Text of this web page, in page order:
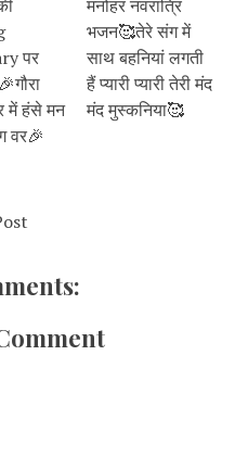
पर
में हंसे मन
वर🎉
मनोहर नवरात्रि
भजन🥰तेरे संग में
साथ बहनियां लगती
हैं प्यारी प्यारी तेरी मंद
मंद मुस्कनिया🥰